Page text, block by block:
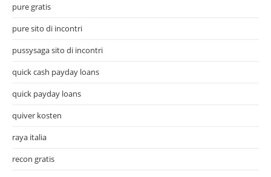
pure gratis
pure sito di incontri
pussysaga sito di incontri
quick cash payday loans
quick payday loans
quiver kosten
raya italia
recon gratis